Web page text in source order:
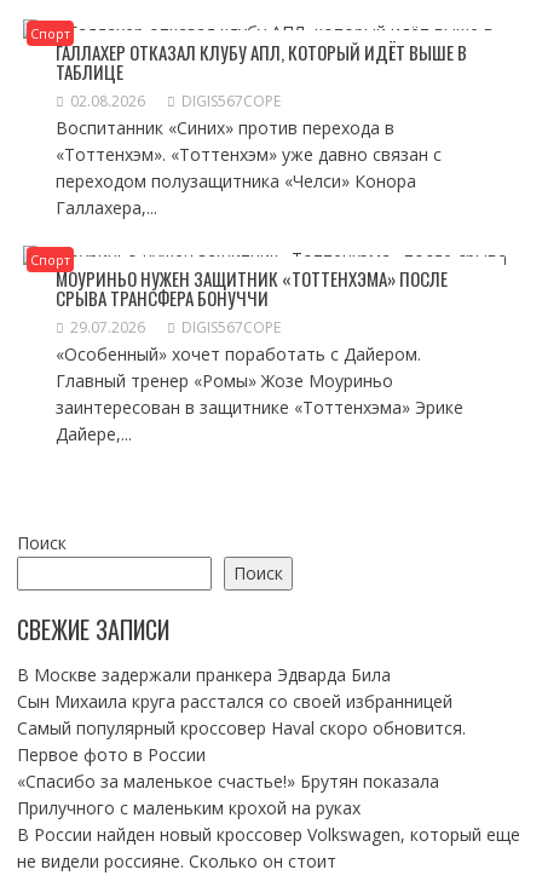
Спорт
ГАЛЛАХЕР ОТКАЗАЛ КЛУБУ АПЛ, КОТОРЫЙ ИДЁТ ВЫШЕ В
ТАБЛИЦЕ
02.08.2026 DIGIS567COPE
Воспитанник «Синих» против перехода в
«Тоттенхэм». «Тоттенхэм» уже давно связан с
переходом полузащитника «Челси» Конора
Галлахера,...
Спорт
МОУРИНЬО НУЖЕН ЗАЩИТНИК «ТОТТЕНХЭМА» ПОСЛЕ
СРЫВА ТРАНСФЕРА БОНУЧЧИ
29.07.2026 DIGIS567COPE
«Особенный» хочет поработать с Дайером.
Главный тренер «Ромы» Жозе Моуриньо
заинтересован в защитнике «Тоттенхэма» Эрике
Дайере,...
Поиск
Поиск
СВЕЖИЕ ЗАПИСИ
В Москве задержали пранкера Эдварда Била
Сын Михаила круга расстался со своей избранницей
Самый популярный кроссовер Haval скоро обновится.
Первое фото в России
«Спасибо за маленькое счастье!» Брутян показала
Прилучного с маленьким крохой на руках
В России найден новый кроссовер Volkswagen, который еще
не видели россияне. Сколько он стоит